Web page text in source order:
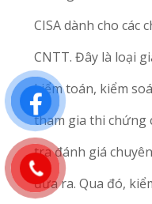
CISA dành cho các
CNTT. Đây là loại
kiểm toán, kiểm
tham gia thi chứng
tra đánh giá
đưa ra. Qua đó,